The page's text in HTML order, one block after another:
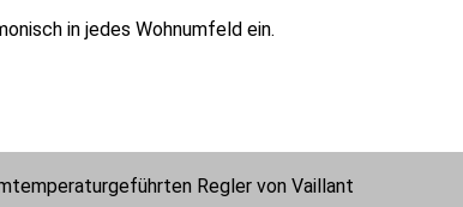
in jedes Wohnumfeld ein.
Regler von Vaillant